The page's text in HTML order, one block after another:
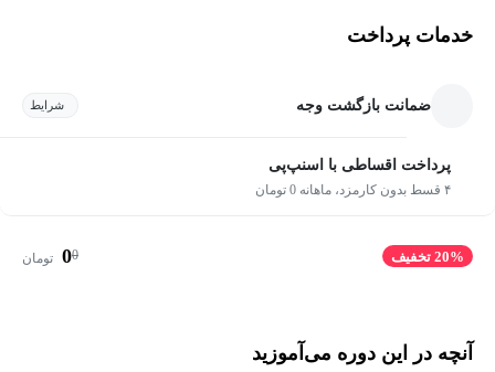
خدمات پرداخت
ضمانت بازگشت وجه شرایط
پرداخت اقساطی با اسنپ‌پی
۴ قسط بدون کارمزد، ماهانه 0 تومان
20% تخفیف 0
0 تومان
آنچه در این دوره می‌آموزید